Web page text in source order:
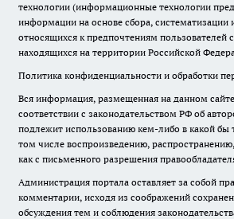
технологии (информационные технологии
информации на основе сбора, систематизации
относящихся к предпочтениям пользователей
находящихся на территории Российской
Политика конфиденциальности и обработки
Вся информация, размещенная на данном
соответствии с законодательством РФ об
подлежит использованию кем-либо в какой
том числе воспроизведению,
как с письменного разрешения
Администрация портала оставляет за собой
комментарии, исходя из соображений
обсуждения тем и соблюдения